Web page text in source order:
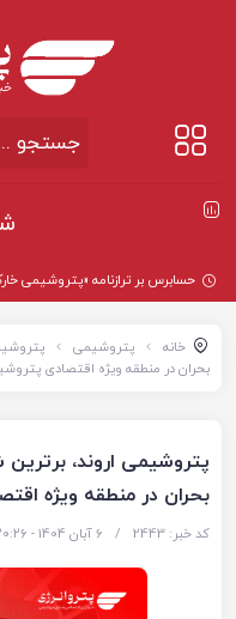
حسابرس بر ترازنامه «پتروشیمی
خانه پتروشیمی
بحران در منطقه ویژه اقتصادی
پتروشیمی اروند،
بحران در منطقه ویژه
کد خبر: 2443 / 6 آبان 1404 - ۲۰:۲۶